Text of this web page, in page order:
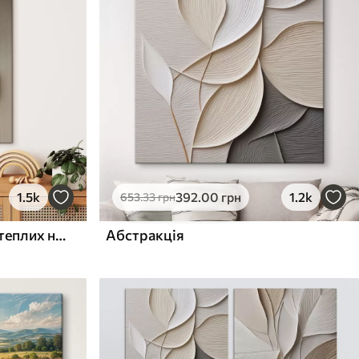
1.5k
Рельєфні кола та гілка в теплих нейтральних тонах
653.33грн392.00 грн 1.2k
Абстракція